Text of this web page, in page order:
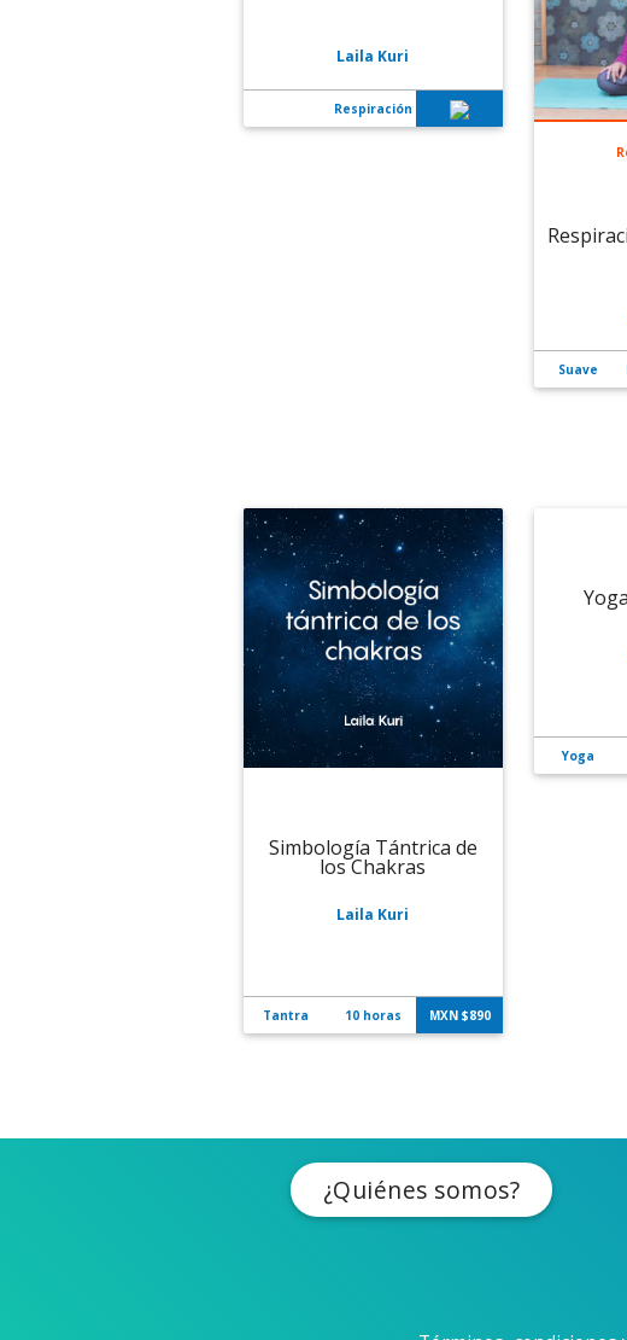
Laila Kuri
Respiración
Suave
Simbología Tántrica de
los Chakras
Laila Kuri
Tantra 10 horas MXN $890
Yoga
¿Quiénes somos?